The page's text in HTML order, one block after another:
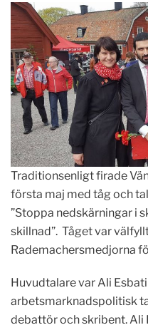
Traditionsenligt firade
första maj med tåg och
”Stoppa nedskärningar i
skillnad”. Tåget var
Rademachersmedjorna
Huvudtalare var Ali
arbetsmarknadspolitisk
debattör och skribent. Ali